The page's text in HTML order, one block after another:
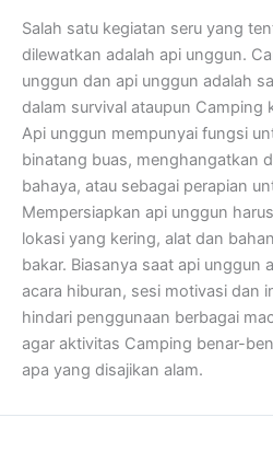
Salah satu kegiatan seru yang
dilewatkan adalah api unggun.
unggun dan api unggun adalah
dalam survival ataupun Camping
Api unggun mempunyai fungsi
binatang buas, menghangatkan
bahaya, atau sebagai perapian
Mempersiapkan api unggun
lokasi yang kering, alat dan
bakar. Biasanya saat api unggun
acara hiburan, sesi motivasi dan
hindari penggunaan berbagai
agar aktivitas Camping benar-
apa yang disajikan alam.